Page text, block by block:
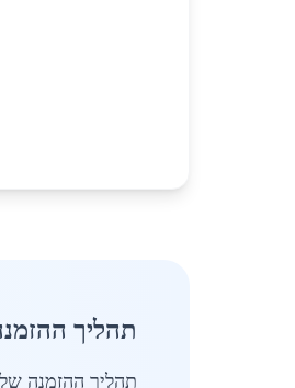
תהליך
תהליך ההזמנה של ברונזה